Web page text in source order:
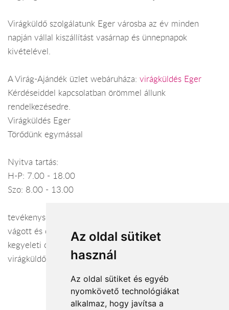
Az oldal sütiket
használ
Az oldal sütiket és egyéb
nyomkövető technológiákat
alkalmaz, hogy javítsa a
Virágküldő szolgálatunk Eger városba az év minden
napján vállal kiszállítást vasárnap és ünnepnapok
kivételével.
A Virág-Ajándék üzlet webáruháza: virágküldés Eger
Kérdéseiddel kapcsolatban örömmel állunk
rendelkezésedre.
Virágküldés Eger
Törődünk egymással
Nyitva tartás:
H-P: 7.00 - 18.00
Szo: 8.00 - 13.00
tevékenység
vágott és cserepes növények | menyasszonyi csokrok |
kegyeleti csokrok, koszorúk | ajándéktárgyak | nemzetközi
virágküldő szolgálat | házhozszállítás